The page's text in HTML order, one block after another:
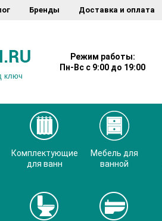
Бренды Доставка и оплата
ключ
Режим работы:
Пн-Вс с 9:00 до 19:00
Комплектующие
для ванн
Мебель для
ванной